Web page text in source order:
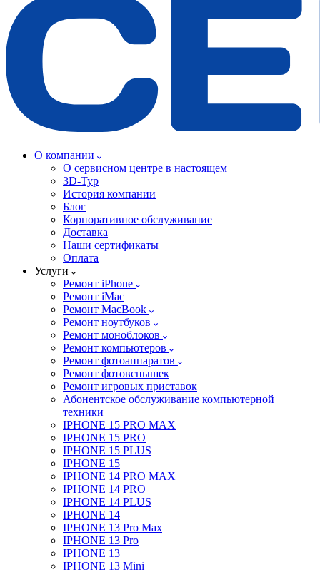
О компании
О сервисном центре в настоящем
3D-Тур
История компании
Блог
Корпоративное обслуживание
Доставка
Наши сертификаты
Оплата
Услуги
Ремонт iPhone
Ремонт iMac
Ремонт MacBook
Ремонт ноутбуков
Ремонт моноблоков
Ремонт компьютеров
Ремонт фотоаппаратов
Ремонт фотовспышек
Ремонт игровых приставок
Абонентское обслуживание компьютерной
техники
IPHONE 15 PRO MAX
IPHONE 15 PRO
IPHONE 15 PLUS
IPHONE 15
IPHONE 14 PRO MAX
IPHONE 14 PRO
IPHONE 14 PLUS
IPHONE 14
IPHONE 13 Pro Max
IPHONE 13 Pro
IPHONE 13
IPHONE 13 Mini